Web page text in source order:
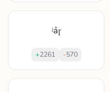
ʲảɼ
+2261 -570